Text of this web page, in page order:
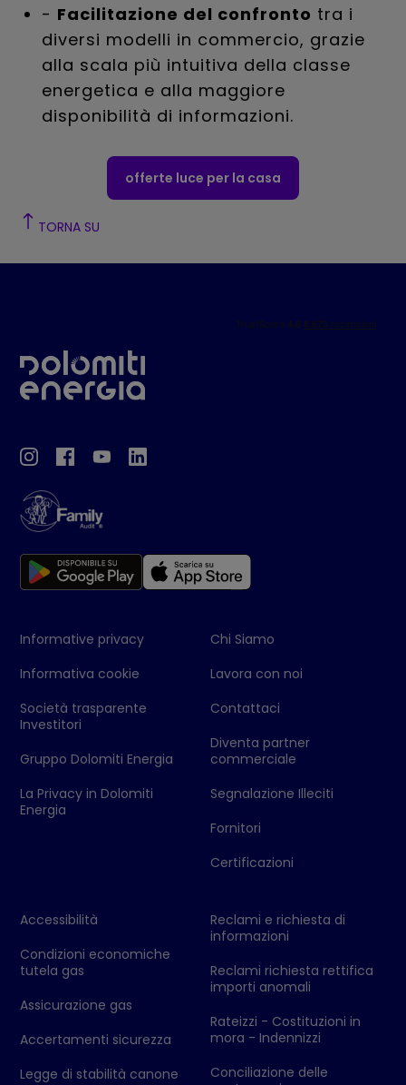
- Facilitazione del confronto tra i
diversi modelli in commercio, grazie
alla scala più intuitiva della classe
energetica e alla maggiore
disponibilità di informazioni.
offerte luce per la casa
TORNA SU
Informative privacy
Informativa cookie
Società trasparente
Investitori
Gruppo Dolomiti Energia
La Privacy in Dolomiti
Energia
Chi Siamo
Lavora con noi
Contattaci
Diventa partner
commerciale
Segnalazione Illeciti
Fornitori
Certificazioni
Accessibilità
Condizioni economiche
tutela gas
Assicurazione gas
Accertamenti sicurezza
Legge di stabilità canone
Reclami e richiesta di
informazioni
Reclami richiesta rettifica
importi anomali
Rateizzi - Costituzioni in
mora - Indennizzi
Conciliazione delle